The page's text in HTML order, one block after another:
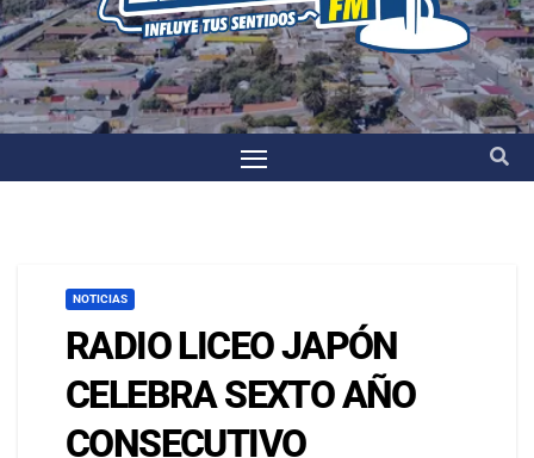
NOTICIAS
RADIO LICEO JAPÓN
CELEBRA SEXTO AÑO
CONSECUTIVO